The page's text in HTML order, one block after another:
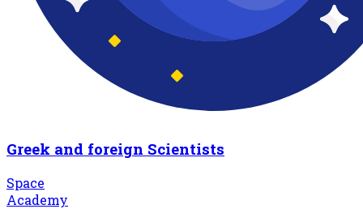
Greek and foreign Scientists
Space
Academy